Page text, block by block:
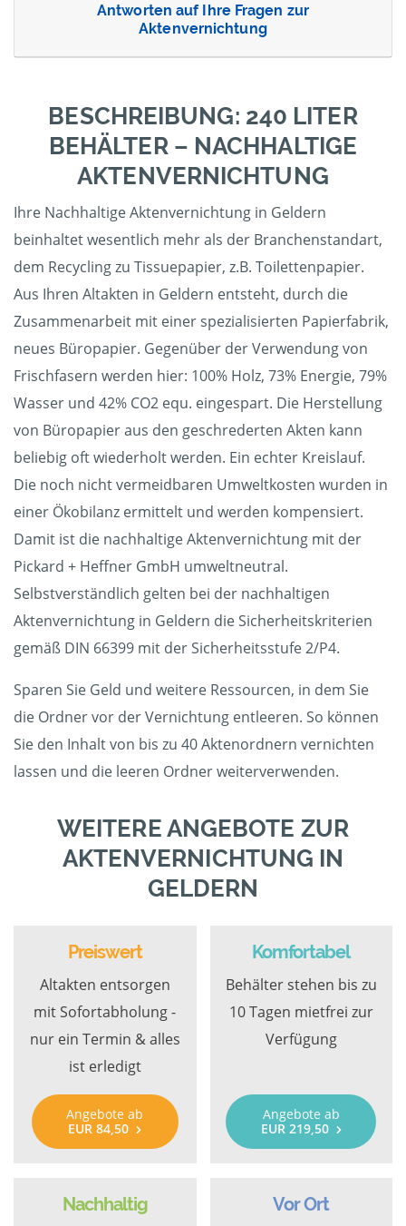
Antworten auf Ihre Fragen zur
Aktenvernichtung
BESCHREIBUNG: 240 LITER
BEHÄLTER – NACHHALTIGE
AKTENVERNICHTUNG
Ihre Nachhaltige Aktenvernichtung in Geldern
beinhaltet wesentlich mehr als der Branchenstandart,
dem Recycling zu Tissuepapier, z.B. Toilettenpapier.
Aus Ihren Altakten in Geldern entsteht, durch die
Zusammenarbeit mit einer spezialisierten Papierfabrik,
neues Büropapier. Gegenüber der Verwendung von
Frischfasern werden hier: 100% Holz, 73% Energie, 79%
Wasser und 42% CO2 equ. eingespart. Die Herstellung
von Büropapier aus den geschrederten Akten kann
beliebig oft wiederholt werden. Ein echter Kreislauf.
Die noch nicht vermeidbaren Umweltkosten wurden in
einer Ökobilanz ermittelt und werden kompensiert.
Damit ist die nachhaltige Aktenvernichtung mit der
Pickard + Heffner GmbH umweltneutral.
Selbstverständlich gelten bei der nachhaltigen
Aktenvernichtung in Geldern die Sicherheitskriterien
gemäß DIN 66399 mit der Sicherheitsstufe 2/P4.
Sparen Sie Geld und weitere Ressourcen, in dem Sie
die Ordner vor der Vernichtung entleeren. So können
Sie den Inhalt von bis zu 40 Aktenordnern vernichten
lassen und die leeren Ordner weiterverwenden.
WEITERE ANGEBOTE ZUR
AKTENVERNICHTUNG IN
GELDERN
Preiswert
Altakten entsorgen
mit Sofortabholung -
nur ein Termin & alles
ist erledigt
Angebote ab
EUR 84,50
Komfortabel
Behälter stehen bis zu
10 Tagen mietfrei zur
Verfügung
Angebote ab
EUR 219,50
Nachhaltig Vor Ort